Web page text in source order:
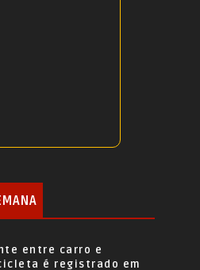
entre carro e
é registrado em